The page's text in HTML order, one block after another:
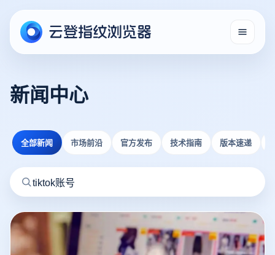
新闻中心
全部新闻 市场前沿 官方发布 技术指南 版本速递